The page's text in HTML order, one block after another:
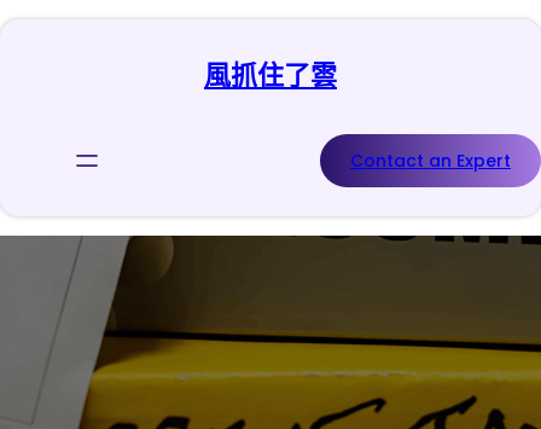
跳
風抓住了雲
Contact an Expert